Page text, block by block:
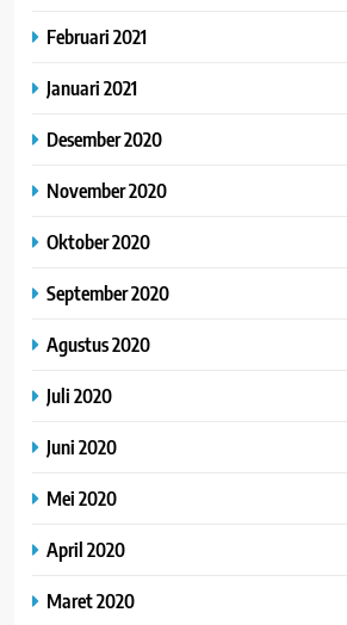
Februari 2021
Januari 2021
Desember 2020
November 2020
Oktober 2020
September 2020
Agustus 2020
Juli 2020
Juni 2020
Mei 2020
April 2020
Maret 2020